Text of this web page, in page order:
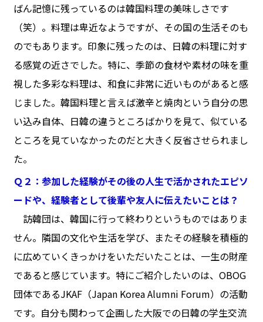
ばん記憶に残っているのは韓国料理の美味しさです
（笑）。料理は卑近なようですが、その国の生活そのも
のでもあります。印象に残ったのは、日韓の料理に対す
る感覚の近さでした。特に、季節の食材や素材の味を重
視した多彩な料理は、和食に非常に近いものがあると感
じました。韓国料理と言えば激辛と焼肉という自分の思
い込み自体、日韓の違うところばかりを見て、似ている
ところを見ていなかったのだと大きく反省させられまし
た。
Ｑ２：参加した経験がその後の人生で活かされたエピソ
ードや、経験者として後輩や友人に伝えたいことは？
訪韓団は、韓国に行って終わりというものではありま
せん。隣国の文化や生活を学び、またその経験を積極的
に広めていくきっかけをいただいたことは、一生の財産
であると感じています。特にご紹介したいのは、OBOG
団体であるJKAF（Japan Korea Alumni Forum）の活動
です。自分も関わって企画した大阪での日韓の学生交流